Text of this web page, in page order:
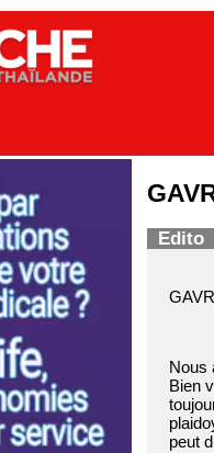
Edito
Nous
Bien
peut